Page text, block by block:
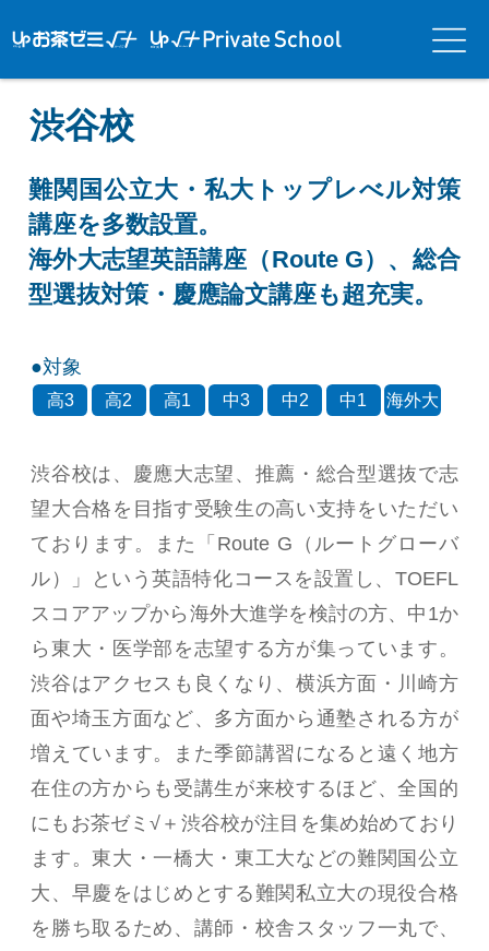
ミ√＋（ルー
（ルータス）PS
メニ
ュー
渋谷校
難関国公立大・私大トップレべル対策
講座を多数設置。
海外大志望英語講座（Route G）、総合
型選抜対策・慶應論文講座も超充実。
対象
高3 高2 高1 中3 中2 中1 海外大
渋谷校は、慶應大志望、推薦・総合型選抜で志
望大合格を目指す受験生の高い支持をいただい
ております。また「Route G（ルートグローバ
ル）」という英語特化コースを設置し、TOEFL
スコアアップから海外大進学を検討の方、中1か
ら東大・医学部を志望する方が集っています。
渋谷はアクセスも良くなり、横浜方面・川崎方
面や埼玉方面など、多方面から通塾される方が
増えています。また季節講習になると遠く地方
在住の方からも受講生が来校するほど、全国的
にもお茶ゼミ√＋渋谷校が注目を集め始めており
ます。東大・一橋大・東工大などの難関国公立
大、早慶をはじめとする難関私立大の現役合格
を勝ち取るため、講師・校舎スタッフ一丸で、